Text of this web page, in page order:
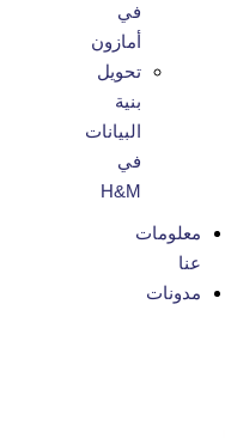
في
أمازون
تحويل
بنية
البيانات
في
H&M
معلومات
عنا
مدونات